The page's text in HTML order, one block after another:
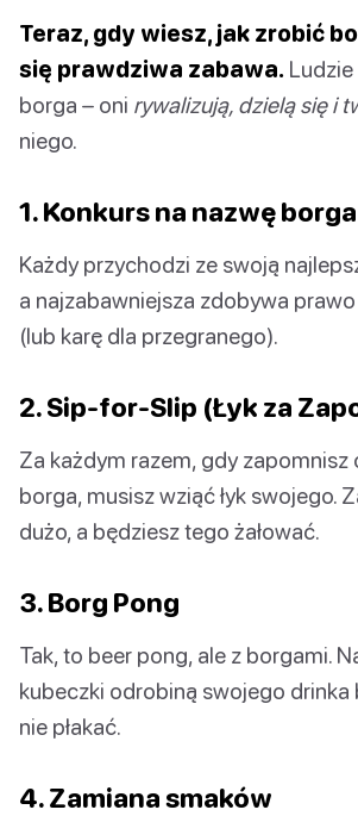
Teraz, gdy wiesz, jak zrobić
się prawdziwa zabawa.
borga – oni rywalizują, dzielą się i
niego.
1. Konkurs na nazwę borga
Każdy przychodzi ze swoją
a najzabawniejsza zdobywa
(lub karę dla przegranego).
2. Sip-for-Slip (Łyk za
Za każdym razem, gdy zapomnisz
borga, musisz wziąć łyk swojego.
dużo, a będziesz tego żałować.
3. Borg Pong
Tak, to beer pong, ale z borgami.
kubeczki odrobiną swojego drinka
nie płakać.
4. Zamiana smaków